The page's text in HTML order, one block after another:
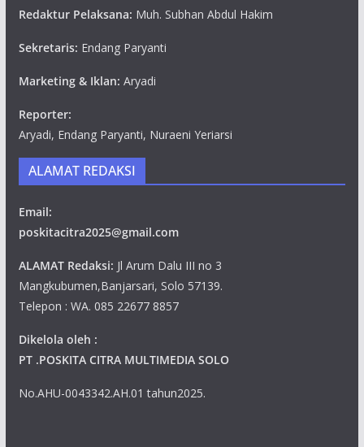
Redaktur Pelaksana: Muh. Subhan Abdul Hakim
Sekretaris: Endang Paryanti
Marketing & Iklan: Aryadi
Reporter:
Aryadi, Endang Paryanti, Nuraeni Yeriarsi
ALAMAT REDAKSI
Email:
poskitacitra2025@gmail.com
ALAMAT Redaksi: Jl Arum Dalu III no 3
Mangkubumen,Banjarsari, Solo 57139.
Telepon : WA. 085 22677 8857
Dikelola oleh :
PT .POSKITA CITRA MULTIMEDIA SOLO
No.AHU-0043342.AH.01 tahun2025.